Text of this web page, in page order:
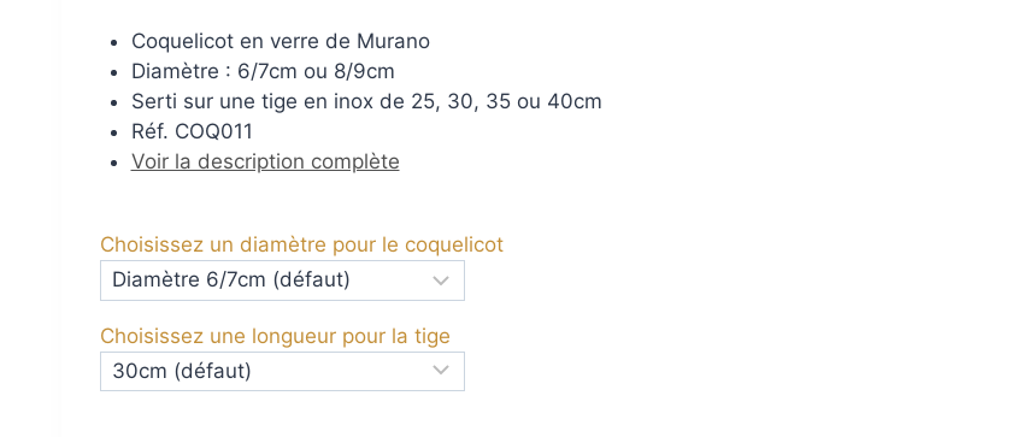
Coquelicot en verre de Murano
Diamètre : 6/7cm ou 8/9cm
Serti sur une tige en inox de 25, 30, 35 ou 40cm
Réf. COQ011
Voir la description complète
Choisissez un diamètre pour le coquelicot
Choisissez une longueur pour la tige